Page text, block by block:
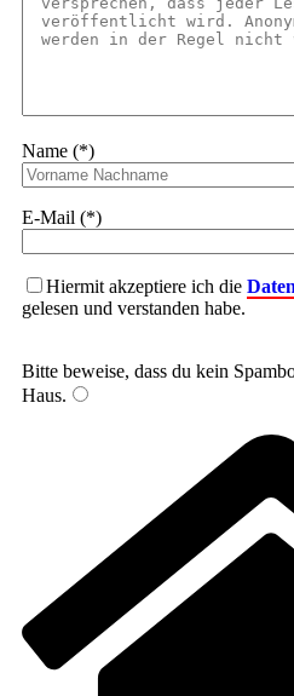
Name (*)
E-Mail (*)
Hiermit akzeptiere ich die
gelesen und verstanden habe.
Bitte beweise, dass du kein
Haus.